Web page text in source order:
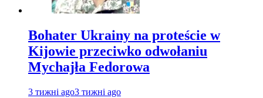
Bohater Ukrainy na proteście w
Kijowie przeciwko odwołaniu
Mychajła Fedorowa
3 тижні ago3 тижні ago